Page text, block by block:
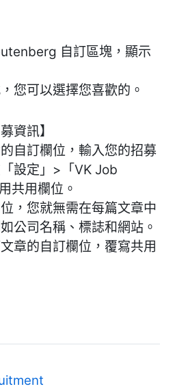
自訂區塊，顯示
您可以選擇您喜歡的。
資訊】
自訂欄位，輸入您的招募
設定」>「VK Job
共用欄位。
，您就無需在每篇文章中
公司名稱、標誌和網站。
章的自訂欄位，覆寫共用